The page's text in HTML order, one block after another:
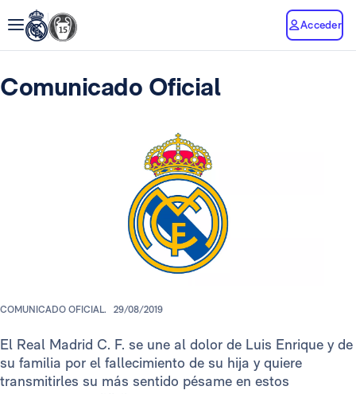
Acceder
Comunicado Oficial
COMUNICADO OFICIAL. 29/08/2019
El Real Madrid C. F. se une al dolor de Luis Enrique y de
su familia por el fallecimiento de su hija y quiere
transmitirles su más sentido pésame en estos